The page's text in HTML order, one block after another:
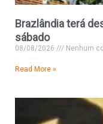
Brazlândia terá
sábado
08/08/2026 Nenhum
Read More »